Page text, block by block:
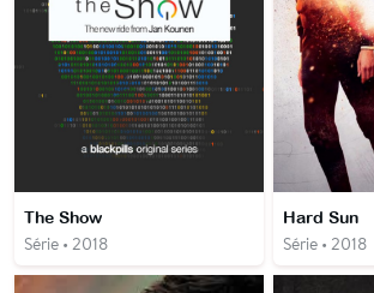
The Show
Série • 2018
Hard Sun
Série • 2018